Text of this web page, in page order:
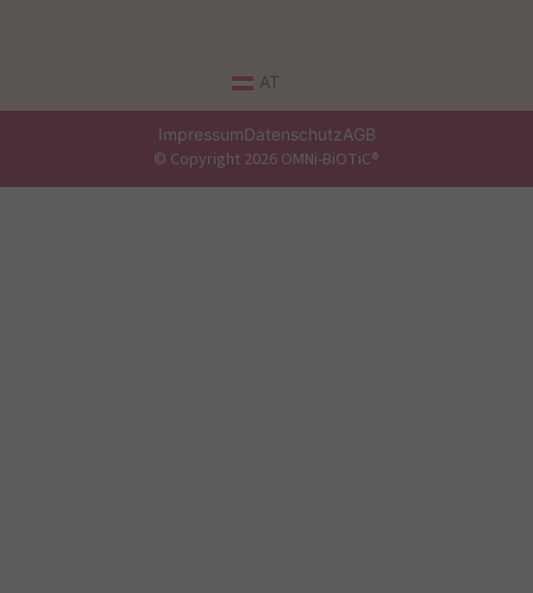
AT
ImpressumDatenschutzAGB
© Copyright 2026 OMNi-BiOTiC®